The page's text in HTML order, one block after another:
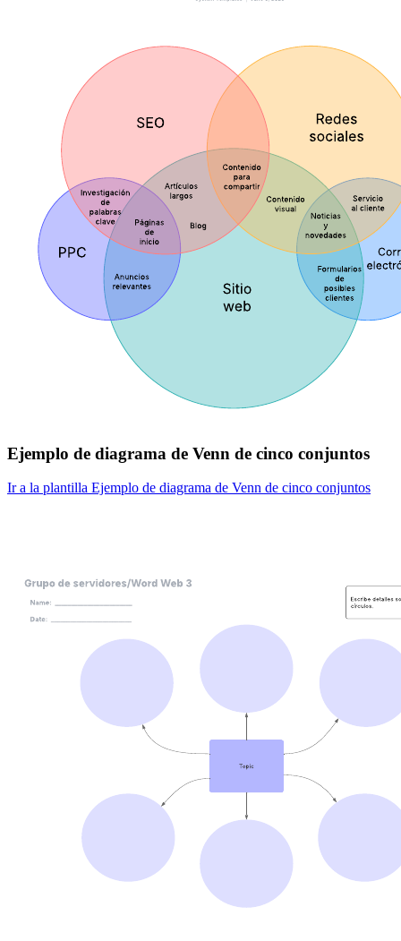
Ejemplo de diagrama de Venn de cinco conjuntos
Ir a la plantilla Ejemplo de diagrama de Venn de cinco conjuntos